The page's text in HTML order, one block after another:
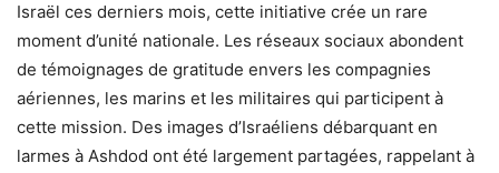
Israël ces derniers mois, cette initiative crée un rare
moment d’unité nationale. Les réseaux sociaux abondent
de témoignages de gratitude envers les compagnies
aériennes, les marins et les militaires qui participent à
cette mission. Des images d’Israéliens débarquant en
larmes à Ashdod ont été largement partagées, rappelant à